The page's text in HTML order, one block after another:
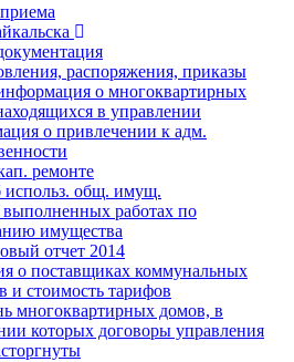
распоряжения, приказы
о многоквартирных
в управлении
о привлечении к адм.
ремонте
общ. имущ.
выполненных работах по
имущества
отчет 2014
о поставщиках коммунальных
и стоимость тарифов
многоквартирных домов, в
которых договоры управления